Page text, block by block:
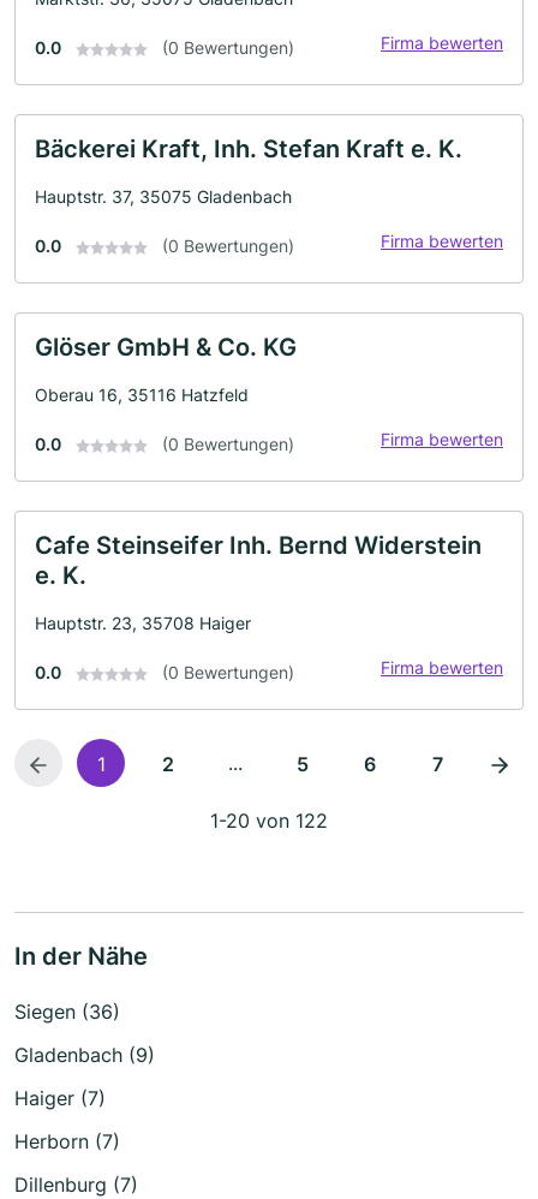
0.0 (0 Bewertungen) Firma bewerten
Bäckerei Kraft, Inh. Stefan Kraft e. K.
Hauptstr. 37, 35075 Gladenbach
0.0 (0 Bewertungen) Firma bewerten
Glöser GmbH & Co. KG
Oberau 16, 35116 Hatzfeld
0.0 (0 Bewertungen) Firma bewerten
Cafe Steinseifer Inh. Bernd Widerstein
e. K.
Hauptstr. 23, 35708 Haiger
0.0 (0 Bewertungen) Firma bewerten
1 2 ... 5 6 7
1-20 von 122
In der Nähe
Siegen (36)
Gladenbach (9)
Haiger (7)
Herborn (7)
Dillenburg (7)